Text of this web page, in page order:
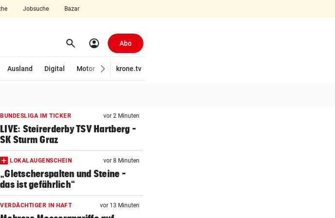
Jobsuche Bazar
search Suchen
account_circle Abo
Ausland Digital Motor Wirtschaft
krone.tv
BUNDESLIGA IM TICKER vor 2 Minuten
LIVE: Steirerderby TSV Hartberg –
SK Sturm Graz
LOKALAUGENSCHEIN vor 8 Minuten
„Gletscherspalten und Steine –
das ist gefährlich“
VERDÄCHTIGER IN HAFT vor 13 Minuten